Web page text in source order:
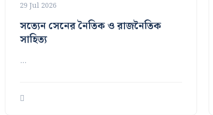
29 Jul 2026
সত্যেন সেনের নৈতিক ও রাজনৈতিক
সাহিত্য
…